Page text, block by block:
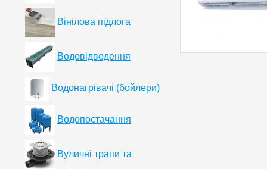
Вінілова підлога
Водовідведення
Водонагрівачі (бойлери)
Водопостачання
Вуличні трапи та